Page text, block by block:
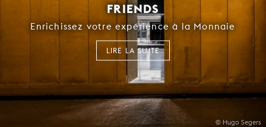
© Hugo Segers
FRIENDS
Enrichissez votre expérience à la Monnaie
LIRE LA SUITE